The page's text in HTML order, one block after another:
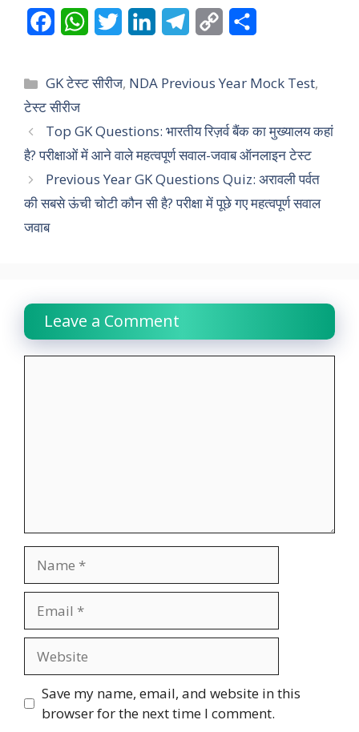
c
e
b
o
o
k
W
a
s
A
p
p
i
t
e
r
n
e
d
I
n
l
g
r
a
m
p
L
i
n
k
a
e
Categories
GK टेस्ट सीरीज, NDA Previous Year Mock Test,
टेस्ट सीरीज
Top GK Questions: भारतीय रिज़र्व बैंक का मुख्यालय कहां
है? परीक्षाओं में आने वाले महत्वपूर्ण सवाल-जवाब ऑनलाइन टेस्ट
Previous Year GK Questions Quiz: अरावली पर्वत
की सबसे ऊंची चोटी कौन सी है? परीक्षा में पूछे गए महत्वपूर्ण सवाल
जवाब
Leave a Comment
Save my name, email, and website in this
browser for the next time I comment.